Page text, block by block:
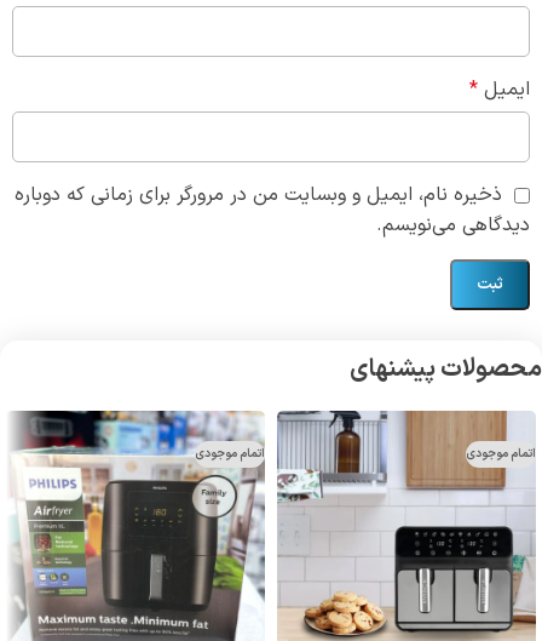
ایمیل *
ذخیره نام، ایمیل و وبسایت من در مرورگر برای زمانی که دوباره
دیدگاهی می‌نویسم.
محصولات پیشنهای
اتمام موجودی اتمام موجودی